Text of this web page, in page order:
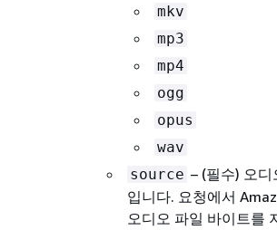
mkv
mp3
mp4
ogg
opus
wav
source – (필수) 오
입니다. 요청에서
오디오 파일 바이트를